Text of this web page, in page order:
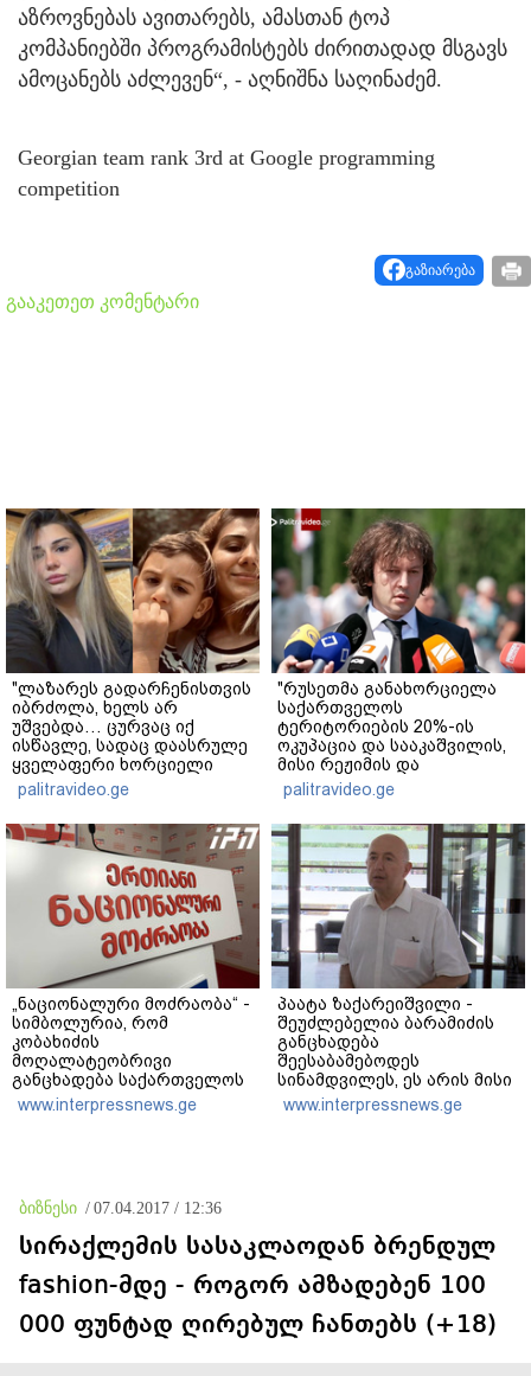
აზროვნებას ავითარებს, ამასთან ტოპ
კომპანიებში პროგრამისტებს ძირითადად მსგავს
ამოცანებს აძლევენ“, - აღნიშნა საღინაძემ.
Georgian team rank 3rd at Google programming
competition
გაზიარება
გააკეთეთ კომენტარი
"ლაზარეს გადარჩენისთვის
იბრძოლა, ხელს არ
უშვებდა… ცურვაც იქ
ისწავლე, სადაც დაასრულე
ყველაფერი ხორციელი
ცხოვრებიდან" – რას წერს
ხობში დაღუპული დედა-
შვილის ახლობელი?
palitravideo.ge
"რუსეთმა განახორციელა
საქართველოს
ტერიტორიების 20%-ის
ოკუპაცია და სააკაშვილის,
მისი რეჟიმის და
"ნაცმოძრაობის" ღალატი
ვერანაირად ვერ
გადაფარავს ამ
დანაშაულს" - ირაკლი
კობახიძე
palitravideo.ge
„ნაციონალური მოძრაობა“ -
სიმბოლურია, რომ
კობახიძის
მოღალატეობრივი
განცხადება საქართველოს
თავისუფლებისთვის
შეწირული გმირების
www.interpressnews.ge
პაატა ზაქარეიშვილი -
შეუძლებელია ბარამიძის
განცხადება
შეესაბამებოდეს
სინამდვილეს, ეს არის მისი
მოსაზრება, აბსოლუტურად
ამოვარდნილი
www.interpressnews.ge
ბიზნესი / 07.04.2017 / 12:36
სირაქლემის სასაკლაოდან ბრენდულ
fashion-მდე - როგორ ამზადებენ 100
000 ფუნტად ღირებულ ჩანთებს (+18)